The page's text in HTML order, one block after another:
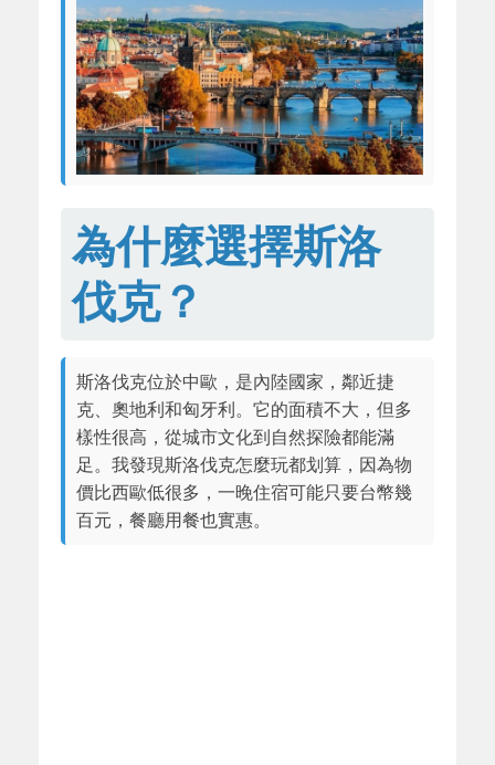
為什麼選擇斯洛
伐克？
斯洛伐克位於中歐，是內陸國家，鄰近捷
克、奧地利和匈牙利。它的面積不大，但多
樣性很高，從城市文化到自然探險都能滿
足。我發現斯洛伐克怎麼玩都划算，因為物
價比西歐低很多，一晚住宿可能只要台幣幾
百元，餐廳用餐也實惠。